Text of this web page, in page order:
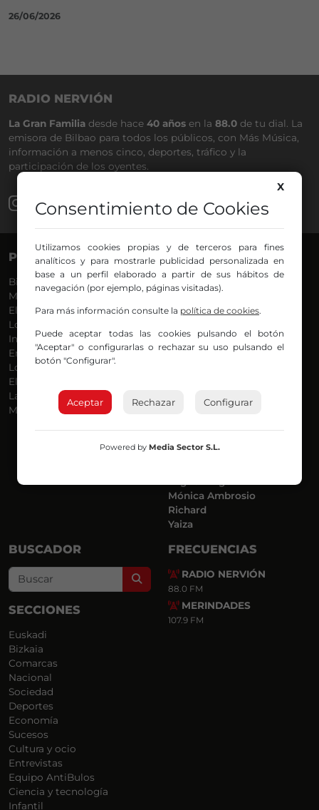
26/06/2026
RADIO NERVIÓN
La Gran Familia desde hace 40 años en la 88.0 de tu dial. La
emisora de Bilbao para todos los públicos, con Más Música,
información a menos cinco, deportes, tráfico y la
participación de los oyentes.
PROGRAMAS
Bilbosport
Más Música
El Madrugador
Lo Más Nuevo
Informativos
En Ruta
Locos por la Música
El Supermadrugador
La Mañana de Radio Nervión
Más Madrugada
VOCES
Agurtzane
Belén Ollero
Dani
Eva Argote
Endika
Luis Carlos
Mónica Ambrosio
Richard
Yaiza
BUSCADOR
Search
SECCIONES
Euskadi
Bizkaia
Comarcas
Nacional
Sociedad
Deportes
Economía
Sucesos
Cultura y ocio
Entrevistas
Equipo AntiBulos
Ciencia y tecnología
Infantil
FRECUENCIAS
RADIO NERVIÓN
88.0 FM
MERINDADES
107.9 FM
X
Consentimiento de Cookies
Utilizamos cookies propias y de terceros para fines
analíticos y para mostrarle publicidad personalizada en
base a un perfil elaborado a partir de sus hábitos de
navegación (por ejemplo, páginas visitadas).
Para más información consulte la política de cookies.
Puede aceptar todas las cookies pulsando el botón
"Aceptar" o configurarlas o rechazar su uso pulsando el
botón "Configurar".
Aceptar Rechazar Configurar
Powered by Media Sector S.L.